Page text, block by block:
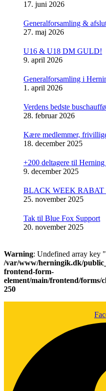
17. juni 2026
Generalforsamling &
27. maj 2026
U16 & U18 DM GULD!
9. april 2026
Generalforsamling i
1. april 2026
Verdens bedste
28. februar 2026
Kære medlemmer,
18. december 2025
+200 deltagere til
9. december 2025
BLACK WEEK RABAT
25. november 2025
Tak til Blue Fox Support
20. november 2025
Warning: Undefined array key
/var/www/herningik.dk/
frontend-form-
element/main/frontend/forms/
250